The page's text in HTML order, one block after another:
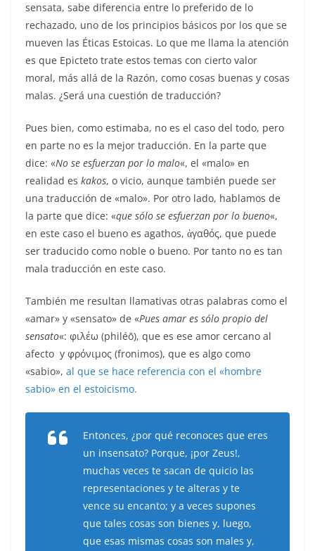
sensata, sabe diferencia entre lo preferido de lo
rechazado, uno de los principios básicos por los que se
mueven las Éticas Estoicas. Lo que me llama la atención
es que Epicteto trate estos temas con cierto valor
moral, más allá de la Razón, como cosas buenas y cosas
malas. ¿Será una cuestión de traducción?
Pues bien, como estimaba, no es el caso del todo, pero
en parte no es la mejor traducción. En la parte que
dice: «No se esfuerzan por lo malo«, el «malo» en
realidad es kakos, o vicio, aunque también puede ser
una traducción de «malo». Por otro lado, hablamos de
la parte que dice: «que sólo se esfuerzan por lo bueno«,
en este caso el bueno es agathos, ἀγαθός, que puede
ser traducido como noble o bueno. Por tanto no es tan
mala traducción en este caso.
También me resultan llamativas otras palabras como el
«amar» y «sensato» de «Pues amar es sólo propio del
sensato«: φιλέω (philéō), que es ese amor cercano al
afecto y φρόνιμος (fronimos), que es algo como
«sabio», al que se hace referencia con el «hombre
sabio» en el estoicismo.
Entonces, ¿por qué reconoces que eres
un insensato? Porque, ¡por Zeus!,
muchas veces te sacan de quicio las
representaciones y te alteras y te
vence su encanto; y a veces supones
que tales cosas son bienes y, luego,
que esas mismas cosas son males y,